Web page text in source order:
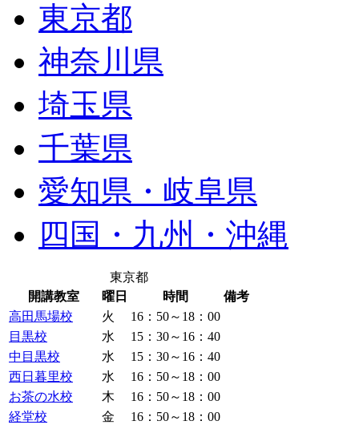
東京都
神奈川県
埼玉県
千葉県
愛知県・岐阜県
四国・九州・沖縄
東京都
開講教室
曜日 時間
備考
高田馬場校
火
16：50～18：00
目黒校
水
15：30～16：40
中目黒校
水
15：30～16：40
西日暮里校
水
16：50～18：00
お茶の水校
木
16：50～18：00
経堂校
金
16：50～18：00